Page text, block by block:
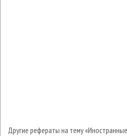
Другие рефераты на тему